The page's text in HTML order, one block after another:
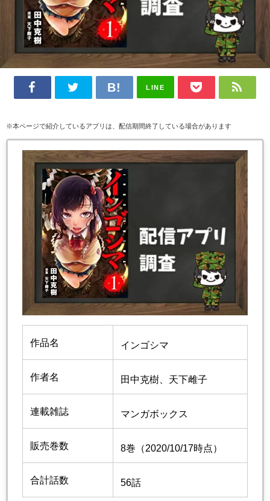
LINE
※本ページで紹介しているアプリは、配信期間終了している場合があります
作品名 インゴシマ
作者名 田中克樹、天下雌子
連載雑誌 マンガボックス
販売巻数 8巻（2020/10/17時点）
合計話数 56話